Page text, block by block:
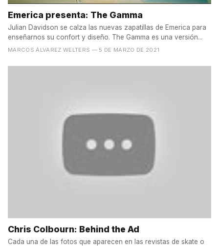
Emerica presenta: The Gamma
Julian Davidson se calza las nuevas zapatillas de Emerica para
enseñarnos su confort y diseño. The Gamma es una versión...
MARCOS ÁLVAREZ WELTERS — 5 DE MARZO DE 2021
Chris Colbourn: Behind the Ad
Cada una de las fotos que aparecen en las revistas de skate o